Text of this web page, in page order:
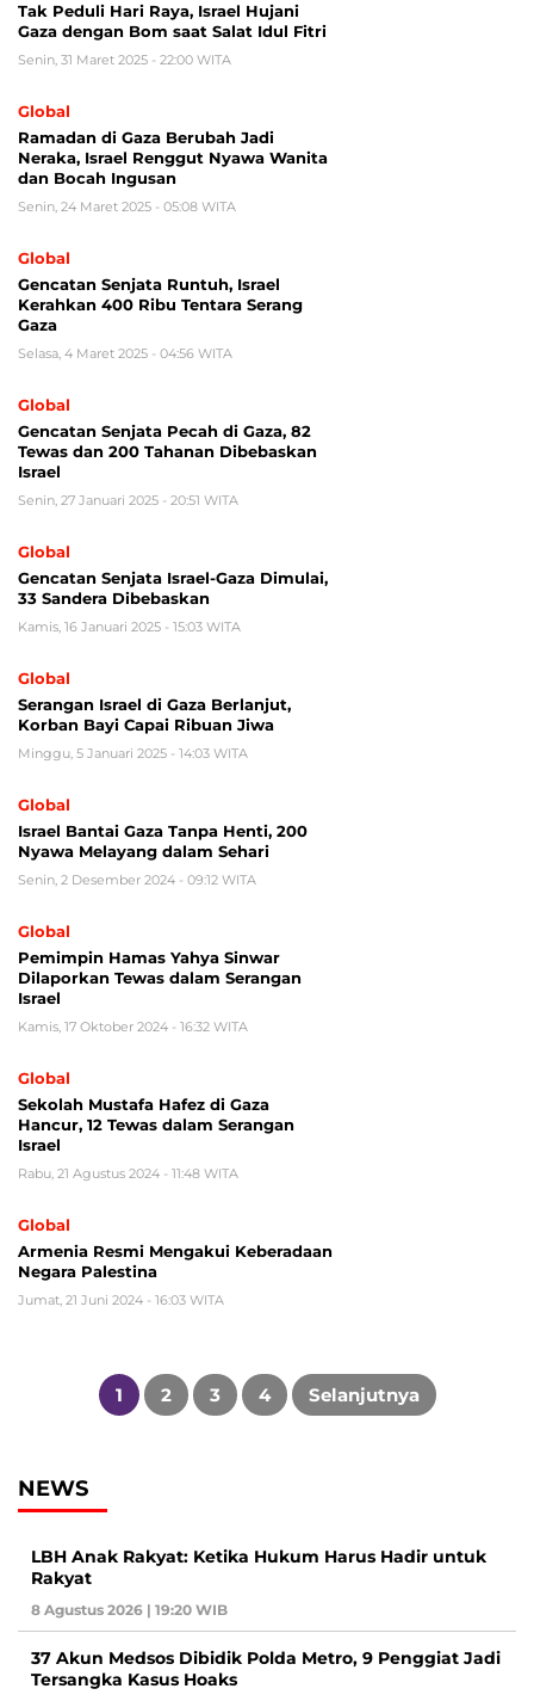
Tak Peduli Hari Raya, Israel Hujani
Gaza dengan Bom saat Salat Idul Fitri
Senin, 31 Maret 2025 - 22:00 WITA
Global
Ramadan di Gaza Berubah Jadi
Neraka, Israel Renggut Nyawa Wanita
dan Bocah Ingusan
Senin, 24 Maret 2025 - 05:08 WITA
Global
Gencatan Senjata Runtuh, Israel
Kerahkan 400 Ribu Tentara Serang
Gaza
Selasa, 4 Maret 2025 - 04:56 WITA
Global
Gencatan Senjata Pecah di Gaza, 82
Tewas dan 200 Tahanan Dibebaskan
Israel
Senin, 27 Januari 2025 - 20:51 WITA
Global
Gencatan Senjata Israel-Gaza Dimulai,
33 Sandera Dibebaskan
Kamis, 16 Januari 2025 - 15:03 WITA
Global
Serangan Israel di Gaza Berlanjut,
Korban Bayi Capai Ribuan Jiwa
Minggu, 5 Januari 2025 - 14:03 WITA
Global
Israel Bantai Gaza Tanpa Henti, 200
Nyawa Melayang dalam Sehari
Senin, 2 Desember 2024 - 09:12 WITA
Global
Pemimpin Hamas Yahya Sinwar
Dilaporkan Tewas dalam Serangan
Israel
Kamis, 17 Oktober 2024 - 16:32 WITA
Global
Sekolah Mustafa Hafez di Gaza
Hancur, 12 Tewas dalam Serangan
Israel
Rabu, 21 Agustus 2024 - 11:48 WITA
Global
Armenia Resmi Mengakui Keberadaan
Negara Palestina
Jumat, 21 Juni 2024 - 16:03 WITA
Paginasi
1 2 3 4 Selanjutnya
NEWS
LBH Anak Rakyat: Ketika Hukum Harus Hadir untuk
Rakyat
8 Agustus 2026 | 19:20 WIB
37 Akun Medsos Dibidik Polda Metro, 9 Penggiat Jadi
Tersangka Kasus Hoaks